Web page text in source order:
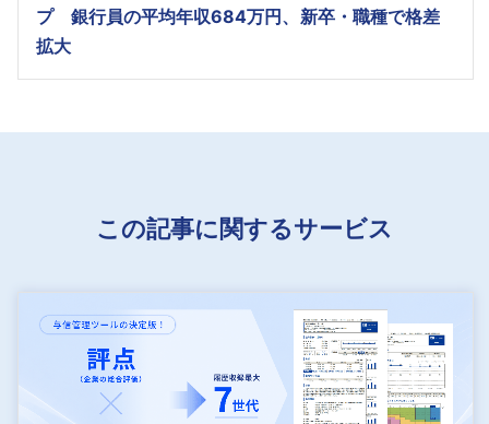
プ 銀行員の平均年収684万円、新卒・職種で格差
拡大
この記事に関するサービス